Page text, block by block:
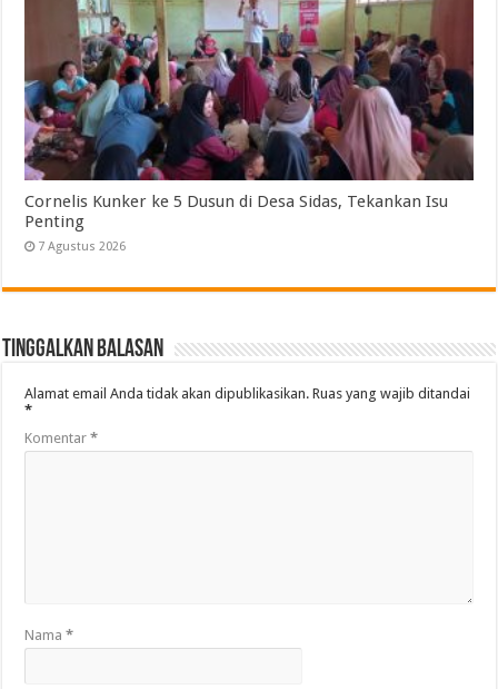
Cornelis Kunker ke 5 Dusun di Desa Sidas, Tekankan Isu
Penting
7 Agustus 2026
Tinggalkan Balasan
Alamat email Anda tidak akan dipublikasikan. Ruas yang wajib ditandai
*
Komentar*
Nama*